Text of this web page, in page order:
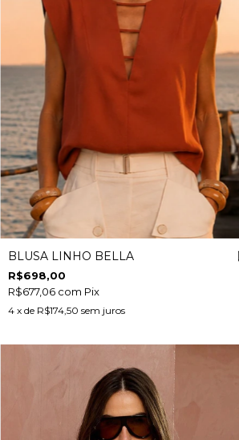
BLUSA LINHO BELLA
R$698,00
R$677,06 com Pix
4 x de R$174,50 sem juros